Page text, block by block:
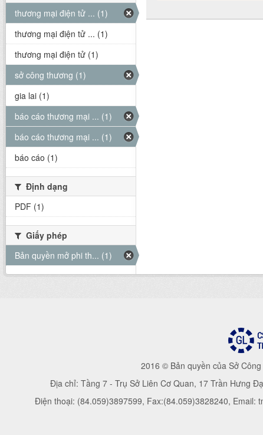
thương mại điện tử ... (1)
thương mại điện tử ... (1)
thương mại điện tử (1)
sở công thương (1)
gia lai (1)
báo cáo thương mại ... (1)
báo cáo thương mại ... (1)
báo cáo (1)
Định dạng
PDF (1)
Giấy phép
Bản quyền mở phi th... (1)
2016 © Bản quyền của Sở
Địa chỉ: Tầng 7 - Trụ Sở Liên Cơ Quan, 17 Trần Hưng
Điện thoại: (84.059)3897599, Fax:(84.059)3828240, Email: